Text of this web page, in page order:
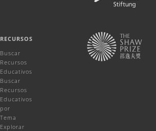
RECURSOS
Buscar
Recursos
Educativos
Buscar
Recursos
Educativos
por
Tema
Explorar